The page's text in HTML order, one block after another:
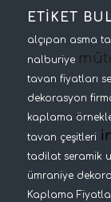
ETİKET
alçıpan asma
nalburiye
tavan fiyatları
dekorasyon
kaplama
tavan çeşitleri
tadilat seramik
ümraniye
Kaplama